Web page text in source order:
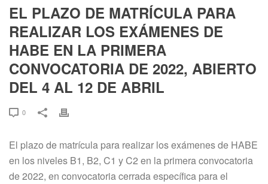
EL PLAZO DE MATRÍCULA PARA
REALIZAR LOS EXÁMENES DE
HABE EN LA PRIMERA
CONVOCATORIA DE 2022, ABIERTO
DEL 4 AL 12 DE ABRIL
0
El plazo de matrícula para realizar los exámenes de HABE
en los niveles B1, B2, C1 y C2 en la primera convocatoria
de 2022, en convocatoria cerrada específica para el